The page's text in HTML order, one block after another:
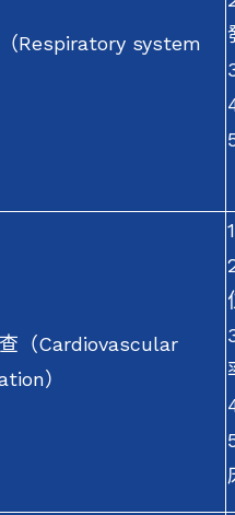
Respiratory system
（Cardiovascular
）